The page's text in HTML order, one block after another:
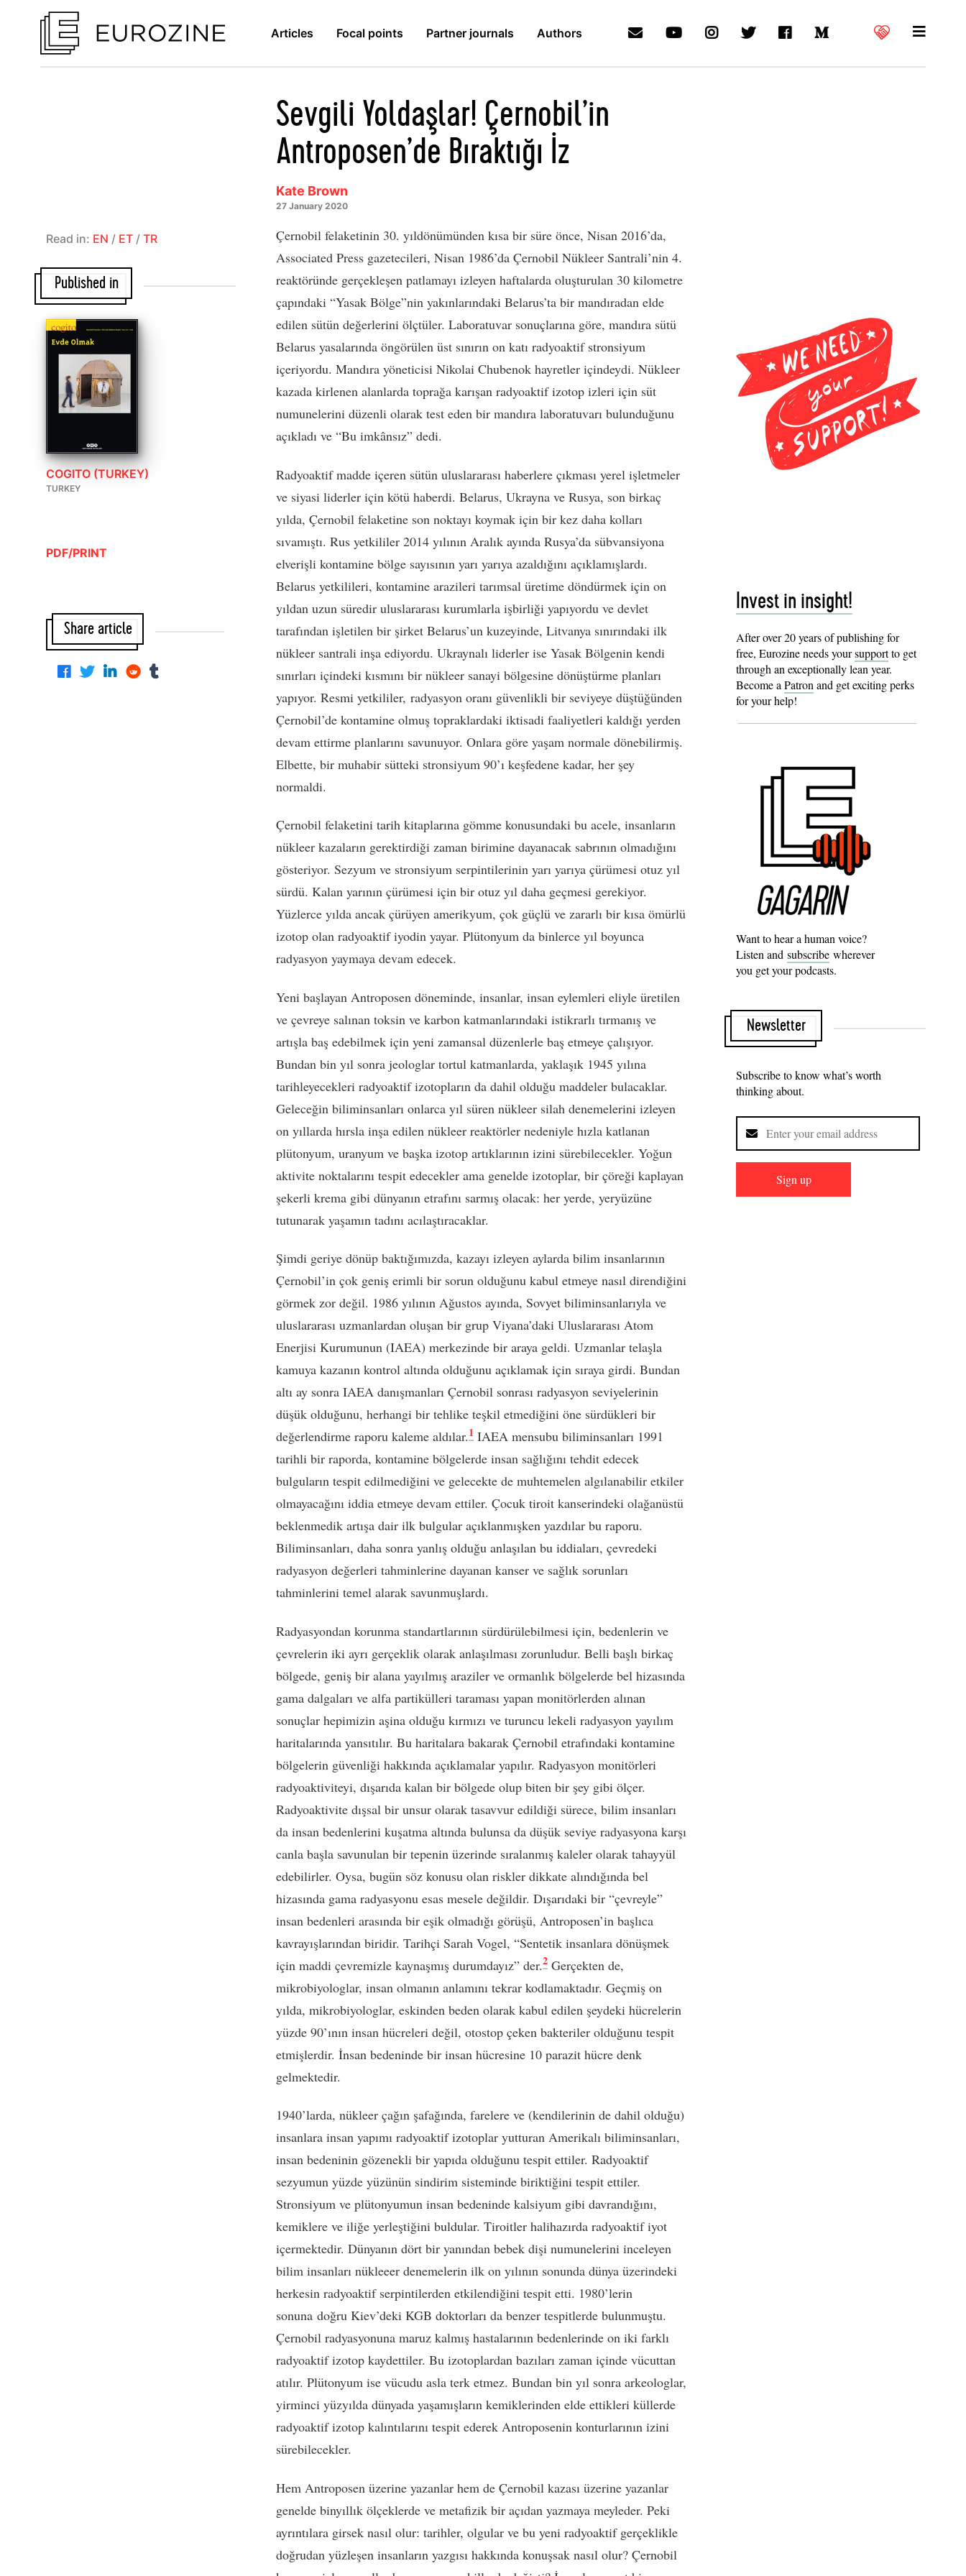
Articles Focal points Partner journals Authors
Sevgili Yoldaşlar! Çernobil’in
Antroposen’de Bıraktığı İz
Kate Brown
27 January 2020
Çernobil felaketinin 30. yıldönümünden kısa bir süre önce, Nisan 2016’da,
Associated Press gazetecileri, Nisan 1986’da Çernobil Nükleer Santrali’nin 4.
reaktöründe gerçekleşen patlamayı izleyen haftalarda oluşturulan 30 kilometre
çapındaki “Yasak Bölge”nin yakınlarındaki Belarus’ta bir mandıradan elde
edilen sütün değerlerini ölçtüler. Laboratuvar sonuçlarına göre, mandıra sütü
Belarus yasalarında öngörülen üst sınırın on katı radyoaktif stronsiyum
içeriyordu. Mandıra yöneticisi Nikolai Chubenok hayretler içindeydi. Nükleer
kazada kirlenen alanlarda toprağa karışan radyoaktif izotop izleri için süt
numunelerini düzenli olarak test eden bir mandıra laboratuvarı bulunduğunu
açıkladı ve “Bu imkânsız” dedi.
Radyoaktif madde içeren sütün uluslararası haberlere çıkması yerel işletmeler
ve siyasi liderler için kötü haberdi. Belarus, Ukrayna ve Rusya, son birkaç
yılda, Çernobil felaketine son noktayı koymak için bir kez daha kolları
sıvamıştı. Rus yetkililer 2014 yılının Aralık ayında Rusya’da sübvansiyona
elverişli kontamine bölge sayısının yarı yarıya azaldığını açıklamışlardı.
Belarus yetkilileri, kontamine arazileri tarımsal üretime döndürmek için on
yıldan uzun süredir uluslararası kurumlarla işbirliği yapıyordu ve devlet
tarafından işletilen bir şirket Belarus’un kuzeyinde, Litvanya sınırındaki ilk
nükleer santrali inşa ediyordu. Ukraynalı liderler ise Yasak Bölgenin kendi
sınırları içindeki kısmını bir nükleer sanayi bölgesine dönüştürme planları
yapıyor. Resmi yetkililer, radyasyon oranı güvenlikli bir seviyeye düştüğünden
Çernobil’de kontamine olmuş topraklardaki iktisadi faaliyetleri kaldığı yerden
devam ettirme planlarını savunuyor. Onlara göre yaşam normale dönebilirmiş.
Elbette, bir muhabir sütteki stronsiyum 90’ı keşfedene kadar, her şey
normaldi.
Çernobil felaketini tarih kitaplarına gömme konusundaki bu acele, insanların
nükleer kazaların gerektirdiği zaman birimine dayanacak sabrının olmadığını
gösteriyor. Sezyum ve stronsiyum serpintilerinin yarı yarıya çürümesi otuz yıl
sürdü. Kalan yarının çürümesi için bir otuz yıl daha geçmesi gerekiyor.
Yüzlerce yılda ancak çürüyen amerikyum, çok güçlü ve zararlı bir kısa ömürlü
izotop olan radyoaktif iyodin yayar. Plütonyum da binlerce yıl boyunca
radyasyon yaymaya devam edecek.
Yeni başlayan Antroposen döneminde, insanlar, insan eylemleri eliyle üretilen
ve çevreye salınan toksin ve karbon katmanlarındaki istikrarlı tırmanış ve
artışla baş edebilmek için yeni zamansal düzenlerle baş etmeye çalışıyor.
Bundan bin yıl sonra jeologlar tortul katmanlarda, yaklaşık 1945 yılına
tarihleyecekleri radyoaktif izotopların da dahil olduğu maddeler bulacaklar.
Geleceğin biliminsanları onlarca yıl süren nükleer silah denemelerini izleyen
on yıllarda hırsla inşa edilen nükleer reaktörler nedeniyle hızla katlanan
plütonyum, uranyum ve başka izotop artıklarının izini sürebilecekler. Yoğun
aktivite noktalarını tespit edecekler ama genelde izotoplar, bir çöreği kaplayan
şekerli krema gibi dünyanın etrafını sarmış olacak: her yerde, yeryüzüne
tutunarak yaşamın tadını acılaştıracaklar.
Şimdi geriye dönüp baktığımızda, kazayı izleyen aylarda bilim insanlarının
Çernobil’in çok geniş erimli bir sorun olduğunu kabul etmeye nasıl direndiğini
görmek zor değil. 1986 yılının Ağustos ayında, Sovyet biliminsanlarıyla ve
uluslararası uzmanlardan oluşan bir grup Viyana’daki Uluslararası Atom
Enerjisi Kurumunun (IAEA) merkezinde bir araya geldi. Uzmanlar telaşla
kamuya kazanın kontrol altında olduğunu açıklamak için sıraya girdi. Bundan
altı ay sonra IAEA danışmanları Çernobil sonrası radyasyon seviyelerinin
düşük olduğunu, herhangi bir tehlike teşkil etmediğini öne sürdükleri bir
değerlendirme raporu kaleme aldılar.1 IAEA mensubu biliminsanları 1991
tarihli bir raporda, kontamine bölgelerde insan sağlığını tehdit edecek
bulguların tespit edilmediğini ve gelecekte de muhtemelen algılanabilir etkiler
olmayacağını iddia etmeye devam ettiler. Çocuk tiroit kanserindeki olağanüstü
beklenmedik artışa dair ilk bulgular açıklanmışken yazdılar bu raporu.
Biliminsanları, daha sonra yanlış olduğu anlaşılan bu iddiaları, çevredeki
radyasyon değerleri tahminlerine dayanan kanser ve sağlık sorunları
tahminlerini temel alarak savunmuşlardı.
Radyasyondan korunma standartlarının sürdürülebilmesi için, bedenlerin ve
çevrelerin iki ayrı gerçeklik olarak anlaşılması zorunludur. Belli başlı birkaç
bölgede, geniş bir alana yayılmış araziler ve ormanlık bölgelerde bel hizasında
gama dalgaları ve alfa partikülleri taraması yapan monitörlerden alınan
sonuçlar hepimizin aşina olduğu kırmızı ve turuncu lekeli radyasyon yayılım
haritalarında yansıtılır. Bu haritalara bakarak Çernobil etrafındaki kontamine
bölgelerin güvenliği hakkında açıklamalar yapılır. Radyasyon monitörleri
radyoaktiviteyi, dışarıda kalan bir bölgede olup biten bir şey gibi ölçer.
Radyoaktivite dışsal bir unsur olarak tasavvur edildiği sürece, bilim insanları
da insan bedenlerini kuşatma altında bulunsa da düşük seviye radyasyona karşı
canla başla savunulan bir tepenin üzerinde sıralanmış kaleler olarak tahayyül
edebilirler. Oysa, bugün söz konusu olan riskler dikkate alındığında bel
hizasında gama radyasyonu esas mesele değildir. Dışarıdaki bir “çevreyle”
insan bedenleri arasında bir eşik olmadığı görüşü, Antroposen’in başlıca
kavrayışlarından biridir. Tarihçi Sarah Vogel, “Sentetik insanlara dönüşmek
için maddi çevremizle kaynaşmış durumdayız” der.2 Gerçekten de,
mikrobiyologlar, insan olmanın anlamını tekrar kodlamaktadır. Geçmiş on
yılda, mikrobiyologlar, eskinden beden olarak kabul edilen şeydeki hücrelerin
yüzde 90’ının insan hücreleri değil, otostop çeken bakteriler olduğunu tespit
etmişlerdir. İnsan bedeninde bir insan hücresine 10 parazit hücre denk
gelmektedir.
1940’larda, nükleer çağın şafağında, farelere ve (kendilerinin de dahil olduğu)
insanlara insan yapımı radyoaktif izotoplar yutturan Amerikalı biliminsanları,
insan bedeninin gözenekli bir yapıda olduğunu tespit ettiler. Radyoaktif
sezyumun yüzde yüzünün sindirim sisteminde biriktiğini tespit ettiler.
Stronsiyum ve plütonyumun insan bedeninde kalsiyum gibi davrandığını,
kemiklere ve iliğe yerleştiğini buldular. Tiroitler halihazırda radyoaktif iyot
içermektedir. Dünyanın dört bir yanından bebek dişi numunelerini inceleyen
bilim insanları nükleeer denemelerin ilk on yılının sonunda dünya üzerindeki
herkesin radyoaktif serpintilerden etkilendiğini tespit etti. 1980’lerin
sonuna doğru Kiev’deki KGB doktorları da benzer tespitlerde bulunmuştu.
Çernobil radyasyonuna maruz kalmış hastalarının bedenlerinde on iki farklı
radyoaktif izotop kaydettiler. Bu izotoplardan bazıları zaman içinde vücuttan
atılır. Plütonyum ise vücudu asla terk etmez. Bundan bin yıl sonra arkeologlar,
yirminci yüzyılda dünyada yaşamışların kemiklerinden elde ettikleri küllerde
radyoaktif izotop kalıntılarını tespit ederek Antroposenin konturlarının izini
sürebilecekler.
Hem Antroposen üzerine yazanlar hem de Çernobil kazası üzerine yazanlar
genelde binyıllık ölçeklerde ve metafizik bir açıdan yazmaya meyleder. Peki
ayrıntılara girsek nasıl olur: tarihler, olgular ve bu yeni radyoaktif gerçeklikle
doğrudan yüzleşen insanların yazgısı hakkında konuşsak nasıl olur? Çernobil
Read in: EN / ET / TR
Published in
COGITO (TURKEY)
TURKEY
PDF/PRINT
Share article
Invest in insight!
After over 20 years of publishing for
free, Eurozine needs yoursupportto get
through an exceptionally lean year.
Become aPatronand get exciting perks
for your help!
Want to hear a human voice?
Listen and subscribe wherever
you get your podcasts.
Newsletter
Subscribe to know what’s worth
thinking about.
Sign up